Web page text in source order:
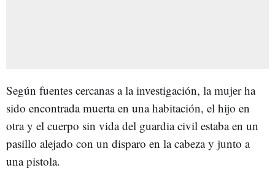
Según fuentes cercanas a la investigación, la mujer ha
sido encontrada muerta en una habitación, el hijo en
otra y el cuerpo sin vida del guardia civil estaba en un
pasillo alejado con un disparo en la cabeza y junto a
una pistola.